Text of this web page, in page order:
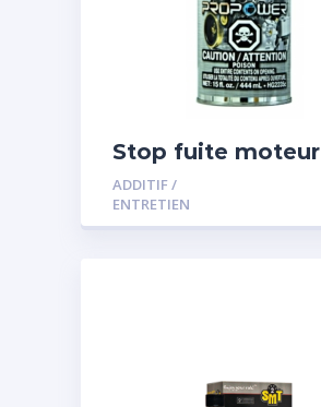
Stop fuite moteur
ADDITIF /
ENTRETIEN